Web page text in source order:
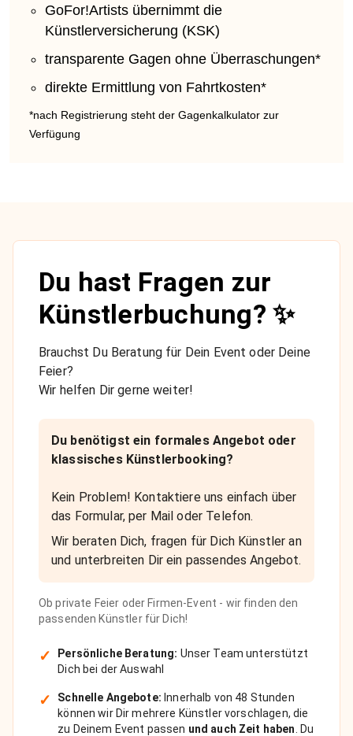
GoFor!Artists übernimmt die
Künstlerversicherung (KSK)
transparente Gagen ohne Überraschungen*
direkte Ermittlung von Fahrtkosten*
*nach Registrierung steht der Gagenkalkulator zur
Verfügung
Du hast Fragen zur
Künstlerbuchung? ✨
Brauchst Du Beratung für Dein Event oder Deine
Feier?
Wir helfen Dir gerne weiter!
Du benötigst ein formales Angebot oder
klassisches Künstlerbooking?
Kein Problem! Kontaktiere uns einfach über
das Formular, per Mail oder Telefon.
Wir beraten Dich, fragen für Dich Künstler an
und unterbreiten Dir ein passendes Angebot.
Ob private Feier oder Firmen-Event - wir finden den
passenden Künstler für Dich!
✓ Persönliche Beratung: Unser Team unterstützt
Dich bei der Auswahl
✓ Schnelle Angebote: Innerhalb von 48 Stunden
können wir Dir mehrere Künstler vorschlagen, die
zu Deinem Event passen und auch Zeit haben . Du